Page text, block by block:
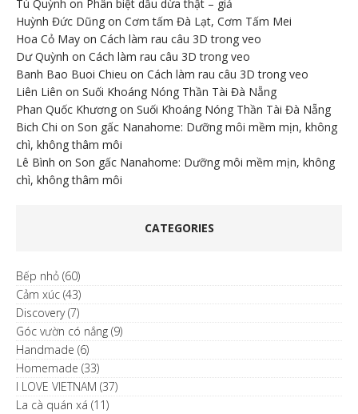
Tú Quỳnh on Phân biệt dầu dừa thật – giả
Huỳnh Đức Dũng on Cơm tấm Đà Lạt, Cơm Tấm Mei
Hoa Cỏ May on Cách làm rau câu 3D trong veo
Dư Quỳnh on Cách làm rau câu 3D trong veo
Banh Bao Buoi Chieu on Cách làm rau câu 3D trong veo
Liên Liên on Suối Khoáng Nóng Thần Tài Đà Nẵng
Phan Quốc Khương on Suối Khoáng Nóng Thần Tài Đà Nẵng
Bich Chi on Son gấc Nanahome: Dưỡng môi mềm mịn, không
chì, không thâm môi
Lê Bình on Son gấc Nanahome: Dưỡng môi mềm mịn, không
chì, không thâm môi
CATEGORIES
Bếp nhỏ (60)
Cảm xúc (43)
Discovery(7)
Góc vườn có nắng (9)
Handmade (6)
Homemade (33)
I LOVE VIETNAM (37)
La cà quán xá (11)